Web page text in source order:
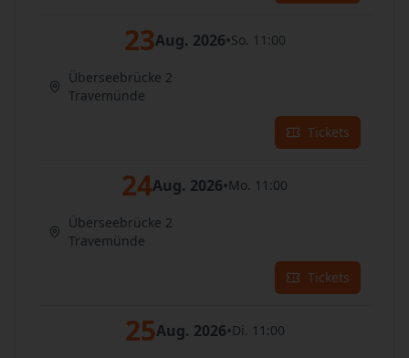
23Aug. 2026•So. 11:00
Überseebrücke 2
Travemünde
Tickets
24Aug. 2026•Mo. 11:00
Überseebrücke 2
Travemünde
Tickets
25Aug. 2026•Di. 11:00